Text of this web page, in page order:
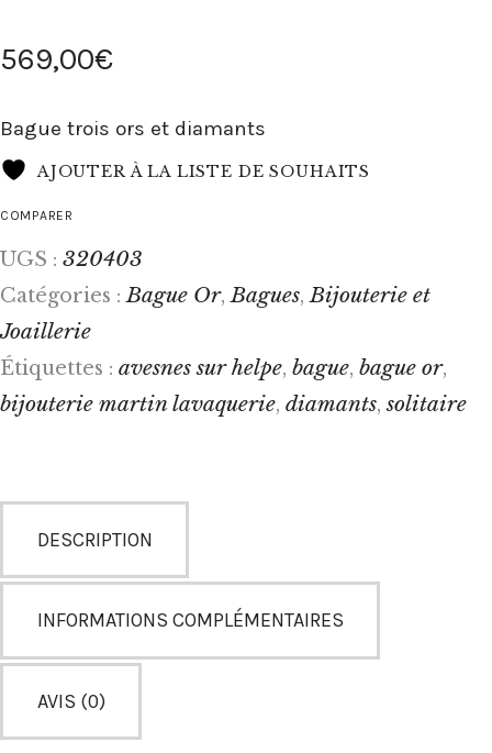
569,00€
Bague trois ors et diamants
AJOUTER À LA LISTE DE SOUHAITS
COMPARER
UGS : 320403
Catégories :Bague Or,Bagues,Bijouterie et
Joaillerie
Étiquettes : avesnes sur helpe, bague, bague or,
bijouterie martin lavaquerie, diamants,solitaire
DESCRIPTION
INFORMATIONS COMPLÉMENTAIRES
AVIS (0)